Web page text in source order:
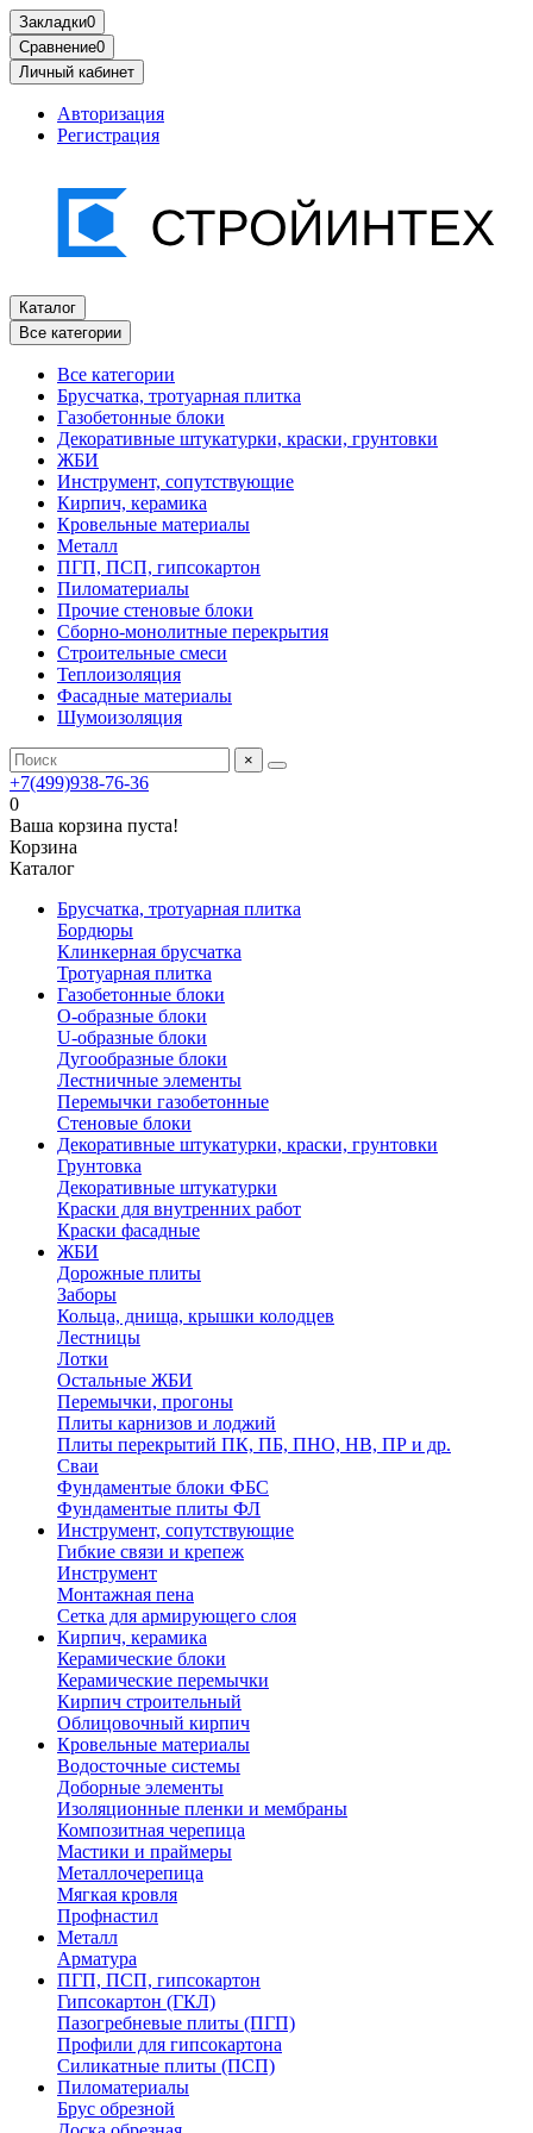
Закладки0
Сравнение0
Личный кабинет
Авторизация
Регистрация
Каталог
Все категории
Все категории
Брусчатка, тротуарная плитка
Газобетонные блоки
Декоративные штукатурки, краски, грунтовки
ЖБИ
Инструмент, сопутствующие
Кирпич, керамика
Кровельные материалы
Металл
ПГП, ПСП, гипсокартон
Пиломатериалы
Прочие стеновые блоки
Сборно-монолитные перекрытия
Строительные смеси
Теплоизоляция
Фасадные материалы
Шумоизоляция
×
+7(499)938-76-36
0
Ваша корзина пуста!
Корзина
Каталог
Брусчатка, тротуарная плитка
Бордюры
Клинкерная брусчатка
Тротуарная плитка
Газобетонные блоки
O-образные блоки
U-образные блоки
Дугообразные блоки
Лестничные элементы
Перемычки газобетонные
Стеновые блоки
Декоративные штукатурки, краски, грунтовки
Грунтовка
Декоративные штукатурки
Краски для внутренних работ
Краски фасадные
ЖБИ
Дорожные плиты
Заборы
Кольца, днища, крышки колодцев
Лестницы
Лотки
Остальные ЖБИ
Перемычки, прогоны
Плиты карнизов и лоджий
Плиты перекрытий ПК, ПБ, ПНО, НВ, ПР и др.
Сваи
Фундаментые блоки ФБС
Фундаментые плиты ФЛ
Инструмент, сопутствующие
Гибкие связи и крепеж
Инструмент
Монтажная пена
Сетка для армирующего слоя
Кирпич, керамика
Керамические блоки
Керамические перемычки
Кирпич строительный
Облицовочный кирпич
Кровельные материалы
Водосточные системы
Доборные элементы
Изоляционные пленки и мембраны
Композитная черепица
Мастики и праймеры
Металлочерепица
Мягкая кровля
Профнастил
Металл
Арматура
ПГП, ПСП, гипсокартон
Гипсокартон (ГКЛ)
Пазогребневые плиты (ПГП)
Профили для гипсокартона
Силикатные плиты (ПСП)
Пиломатериалы
Брус обрезной